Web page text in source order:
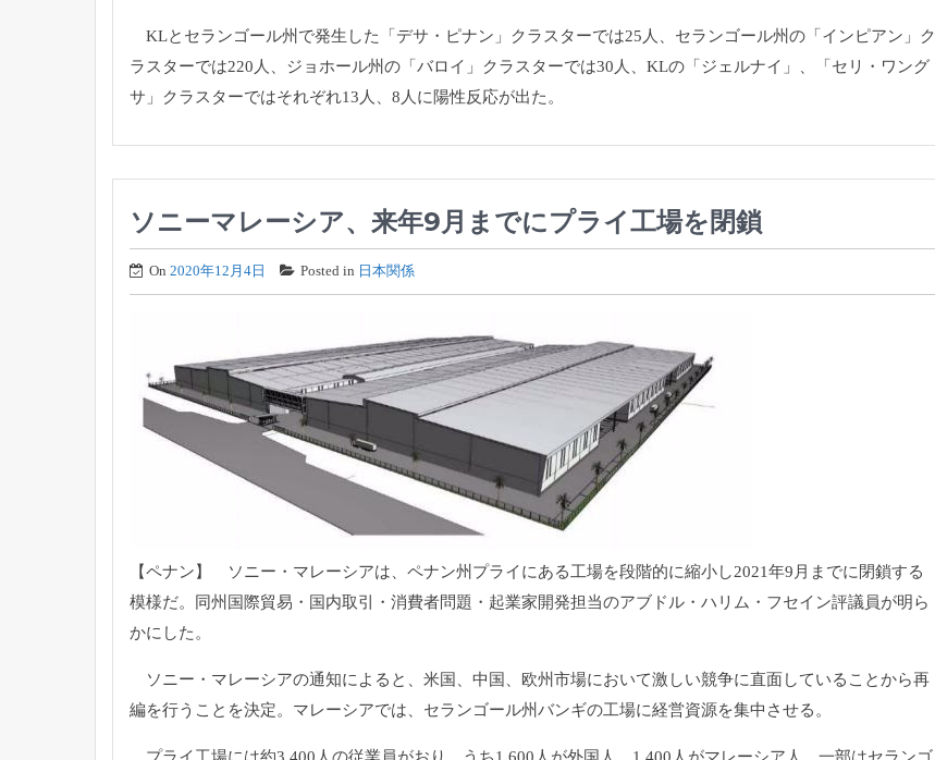
KLとセランゴール州で発生した「デサ・ピナン」 クラスターでは25人、セランゴール州の「インピアン」
ク
ラスターでは220人、ジョホール州の「バロイ」
クラスターでは30人、 KLの「ジェルナイ」、「セリ・ ワング
サ」クラスターではそれぞれ13人、 8人に陽性反応が出た。
ソニーマレーシア、来年9月までにプライ工場を閉鎖
On 2020年12月4日 Posted in 日本関係
【ペナン】 ソニー・マレーシアは、 ペナン州プライにある工場を段階的に縮小し2021年9月までに 閉鎖する
模様だ。同州国際貿易・国内取引・消費者問題・ 起業家開発担当のアブドル・ハリム・ フセイン評議員が明ら
かにした。
ソニー・マレーシアの通知によると、米国、中国、
欧州市場において激しい競争に直面していることから再
編を行うこ とを決定。マレーシアでは、 セランゴール州バンギの工場に経営資源を集中させる。
プライ工場には約3,400人の従業員がおり、うち1, 600人が外国人、1,400人がマレーシア人。 一部はセランゴ